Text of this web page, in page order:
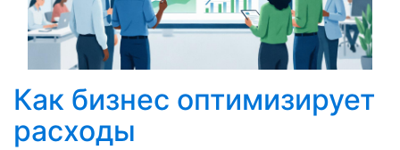
Как бизнес оптимизирует
расходы